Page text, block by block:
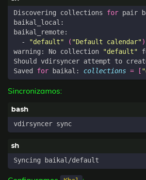
Discovering collections for
  -
"default" ( "Default calendar")
warning: No collection
"default"
Should vdirsyncer attempt to
Saved for baikal: collections = [
Sincronizamos: